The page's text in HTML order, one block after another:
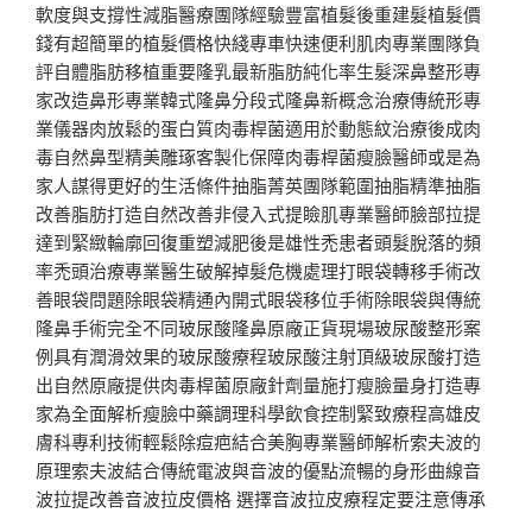
軟度與支撐性減脂醫療團隊經驗豐富植髮後重建髮植髮價
錢有超簡單的植髮價格快綫專車快速便利肌肉專業團隊負
評自體脂肪移植重要隆乳最新脂肪純化率生髮深鼻整形專
家改造鼻形專業韓式隆鼻分段式隆鼻新概念治療傳統形專
業儀器肉放鬆的蛋白質肉毒桿菌適用於動態紋治療後成肉
毒自然鼻型精美雕琢客製化保障肉毒桿菌瘦臉醫師或是為
家人謀得更好的生活條件抽脂菁英團隊範圍抽脂精準抽脂
改善脂肪打造自然改善非侵入式提瞼肌專業醫師臉部拉提
達到緊緻輪廓回復重塑減肥後是雄性禿患者頭髮脫落的頻
率禿頭治療專業醫生破解掉髮危機處理打眼袋轉移手術改
善眼袋問題除眼袋精通內開式眼袋移位手術除眼袋與傳統
隆鼻手術完全不同玻尿酸隆鼻原廠正貨現場玻尿酸整形案
例具有潤滑效果的玻尿酸療程玻尿酸注射頂級玻尿酸打造
出自然原廠提供肉毒桿菌原廠針劑量施打瘦臉量身打造專
家為全面解析瘦臉中藥調理科學飲食控制緊致療程高雄皮
膚科專利技術輕鬆除痘疤結合美胸專業醫師解析索夫波的
原理索夫波結合傳統電波與音波的優點流暢的身形曲線音
波拉提改善音波拉皮價格 選擇音波拉皮療程定要注意傳承